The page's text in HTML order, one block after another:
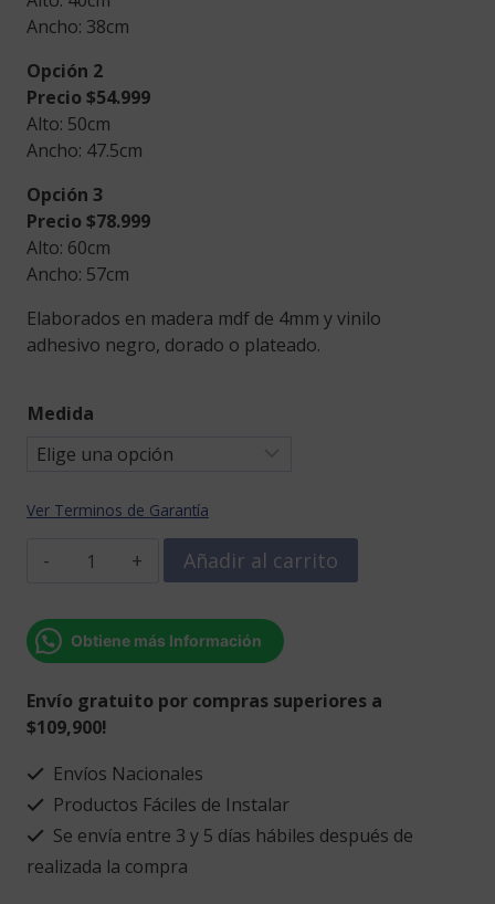
Ancho: 38cm
Opción 2
Precio $54.999
Alto: 50cm
Ancho: 47.5cm
Opción 3
Precio $78.999
Alto: 60cm
Ancho: 57cm
Elaborados en madera mdf de 4mm y vinilo
adhesivo negro, dorado o plateado.
Medida
Ver Terminos de Garantía
Figura
corazón
cantidad
Añadir al carrito
Obtiene más Información
Envío gratuito por compras superiores a
$109,900!
Envíos Nacionales
Productos Fáciles de Instalar
Se envía entre 3 y 5 días hábiles después de
realizada la compra